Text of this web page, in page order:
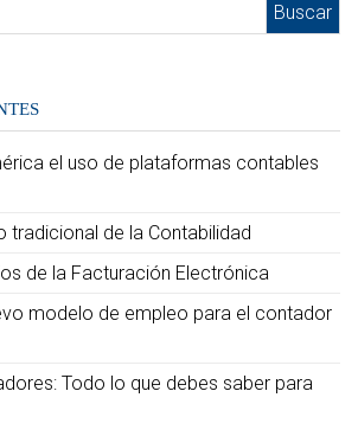
el uso de plataformas contables
tradicional de la Contabilidad
de la Facturación Electrónica
modelo de empleo para el contador
Todo lo que debes saber para